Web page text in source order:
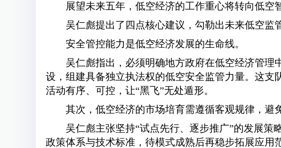
展望未来五年，低空经济的工作重心将转向低空
吴仁彪提出了四点核心建议，勾勒出未来低空监
安全管控能力是低空经济发展的生命线。
吴仁彪指出，必须明确地方政府在低空经济管理
设，组建具备独立执法权的低空安全监管力量。这
活动有序、可控，让“黑飞”无处遁形。
其次，低空经济的市场培育需遵循客观规律，避
吴仁彪主张坚持“试点先行、逐步推广”的发展
政策体系与技术标准，待模式成熟后再稳步拓展应用